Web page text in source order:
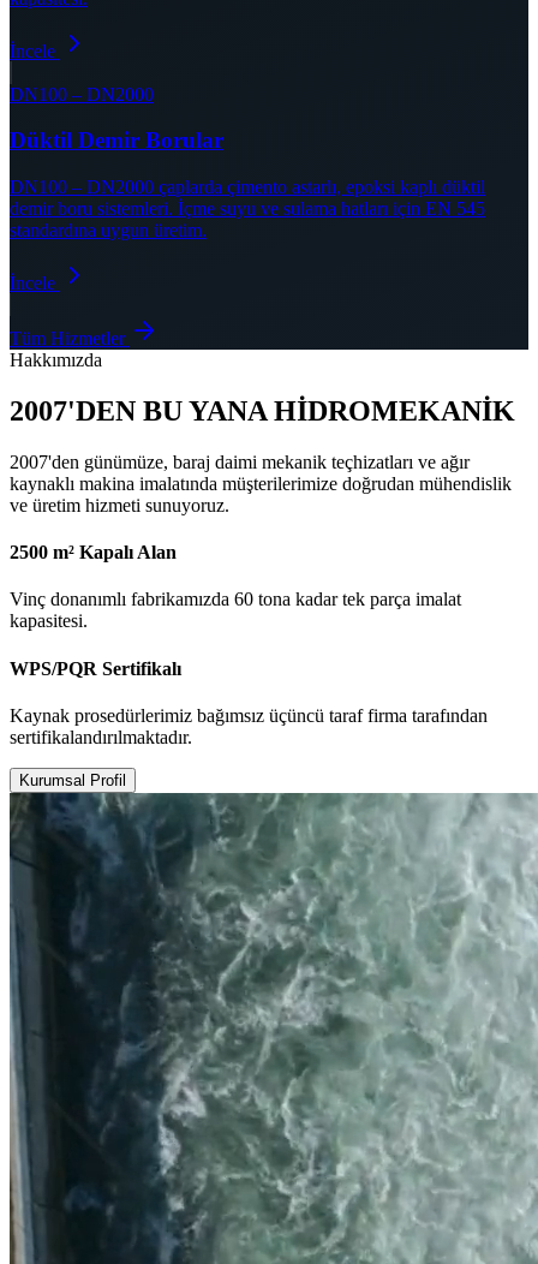
İncele
DN100 – DN2000
Düktil Demir Borular
DN100 – DN2000 çaplarda çimento astarlı, epoksi kaplı düktil
demir boru sistemleri. İçme suyu ve sulama hatları için EN 545
standardına uygun üretim.
İncele
Tüm Hizmetler
Hakkımızda
2007'DEN BU YANA HİDROMEKANİK
2007'den günümüze, baraj daimi mekanik teçhizatları ve ağır
kaynaklı makina imalatında müşterilerimize doğrudan mühendislik
ve üretim hizmeti sunuyoruz.
2500 m² Kapalı Alan
Vinç donanımlı fabrikamızda 60 tona kadar tek parça imalat
kapasitesi.
WPS/PQR Sertifikalı
Kaynak prosedürlerimiz bağımsız üçüncü taraf firma tarafından
sertifikalandırılmaktadır.
Kurumsal Profil